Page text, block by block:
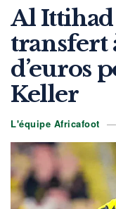
Al
transfert
d’euros
Keller
L'équipe Africafoot